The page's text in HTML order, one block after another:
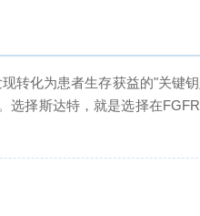
转化为患者生存获益的"关键
择斯达特，就是选择在